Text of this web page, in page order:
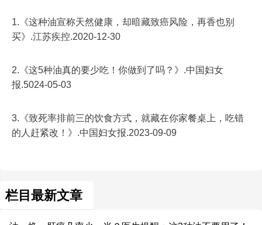
1.《这种油宣称天然健康，却暗藏致癌风险，再香也别
买》.江苏疾控.2020-12-30
2.《这5种油真的要少吃！你做到了吗？》.中国妇女
报.5024-05-03
3.《致死率排前三的饮食方式，就藏在你家餐桌上，吃错
的人赶紧改！》.中国妇女报.2023-09-09
栏目最新文章